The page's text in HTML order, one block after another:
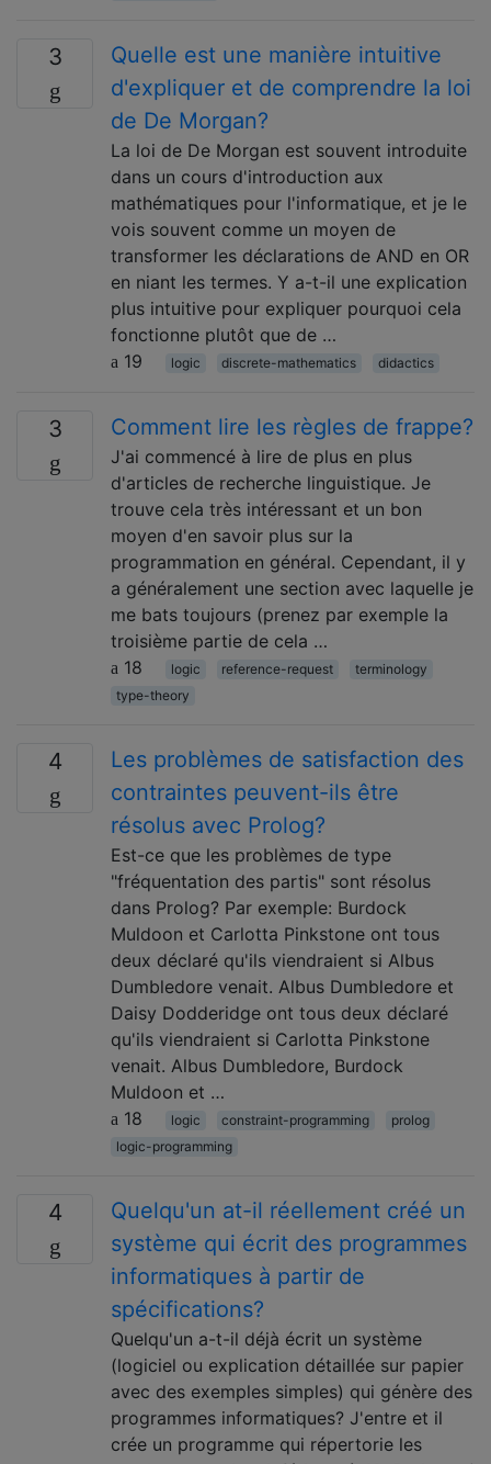
3
Quelle est une manière intuitive
d'expliquer et de comprendre la loi
de De Morgan?
La loi de De Morgan est souvent introduite
dans un cours d'introduction aux
mathématiques pour l'informatique, et je le
vois souvent comme un moyen de
transformer les déclarations de AND en OR
en niant les termes. Y a-t-il une explication
plus intuitive pour expliquer pourquoi cela
fonctionne plutôt que de …
19
logic discrete-mathematics didactics
3 Comment lire les règles de frappe?
J'ai commencé à lire de plus en plus
d'articles de recherche linguistique. Je
trouve cela très intéressant et un bon
moyen d'en savoir plus sur la
programmation en général. Cependant, il y
a généralement une section avec laquelle je
me bats toujours (prenez par exemple la
troisième partie de cela …
18
logic reference-request
terminology
type-theory
4
Les problèmes de satisfaction des
contraintes peuvent-ils être
résolus avec Prolog?
Est-ce que les problèmes de type
"fréquentation des partis" sont résolus
dans Prolog? Par exemple: Burdock
Muldoon et Carlotta Pinkstone ont tous
deux déclaré qu'ils viendraient si Albus
Dumbledore venait. Albus Dumbledore et
Daisy Dodderidge ont tous deux déclaré
qu'ils viendraient si Carlotta Pinkstone
venait. Albus Dumbledore, Burdock
Muldoon et …
18
logic constraint-programming
prolog
logic-programming
4
Quelqu'un at-il réellement créé un
système qui écrit des programmes
informatiques à partir de
spécifications?
Quelqu'un a-t-il déjà écrit un système
(logiciel ou explication détaillée sur papier
avec des exemples simples) qui génère des
programmes informatiques? J'entre et il
crée un programme qui répertorie les